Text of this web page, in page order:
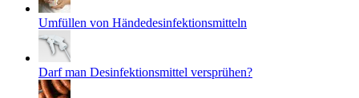
Umfüllen von Händedesinfektionsmitteln
Darf man Desinfektionsmittel versprühen?